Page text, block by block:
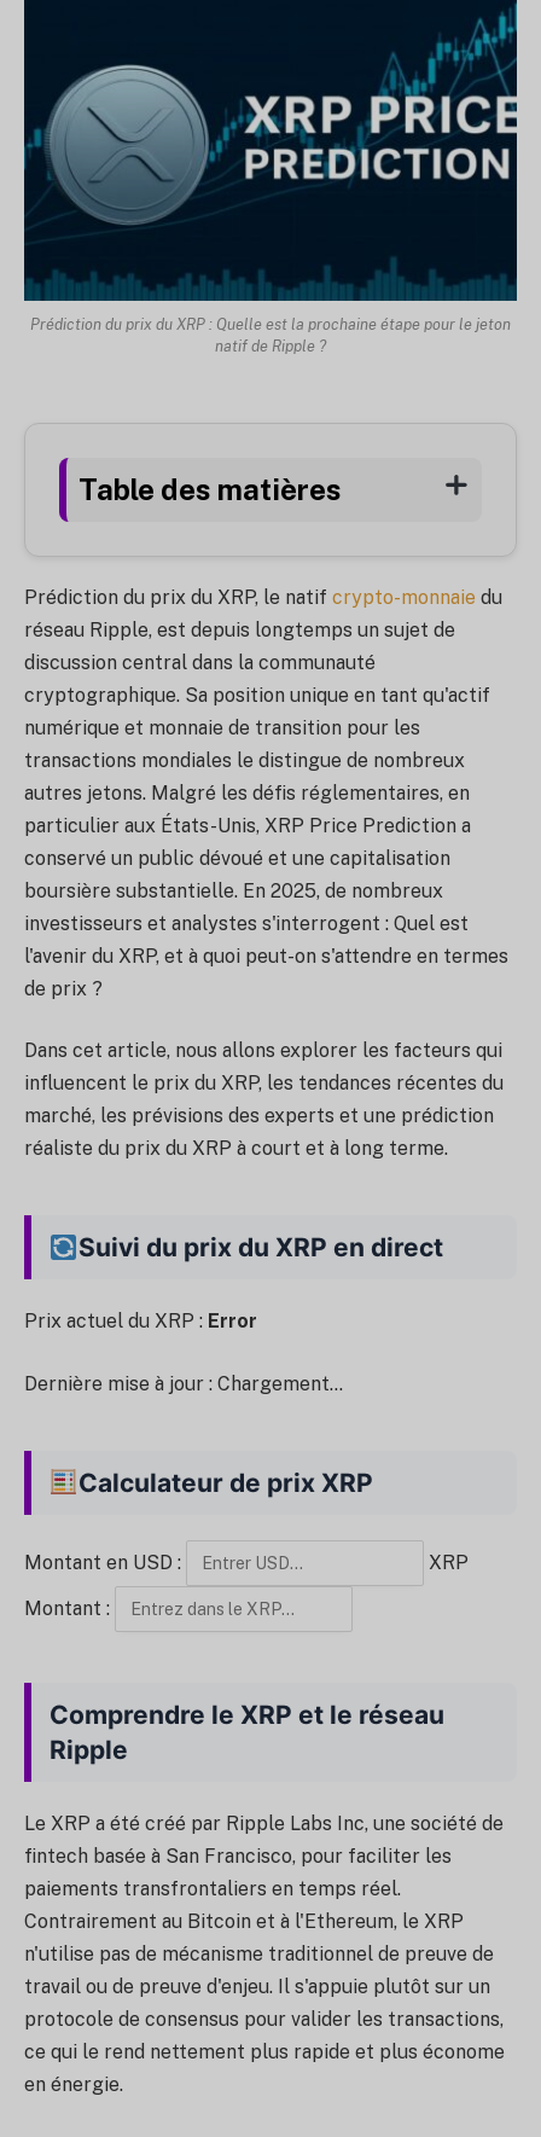
Prédiction du prix du XRP : Quelle est la prochaine étape pour le jeton
natif de Ripple ?
Table des matières
Prédiction du prix du XRP, le natif crypto-monnaie du
réseau Ripple, est depuis longtemps un sujet de
discussion central dans la communauté
cryptographique. Sa position unique en tant qu'actif
numérique et monnaie de transition pour les
transactions mondiales le distingue de nombreux
autres jetons. Malgré les défis réglementaires, en
particulier aux États-Unis, XRP Price Prediction a
conservé un public dévoué et une capitalisation
boursière substantielle. En 2025, de nombreux
investisseurs et analystes s'interrogent : Quel est
l'avenir du XRP, et à quoi peut-on s'attendre en termes
de prix ?
Dans cet article, nous allons explorer les facteurs qui
influencent le prix du XRP, les tendances récentes du
marché, les prévisions des experts et une prédiction
réaliste du prix du XRP à court et à long terme.
Suivi du prix du XRP en direct
Prix actuel du XRP : Error
Dernière mise à jour : Chargement...
Calculateur de prix XRP
Montant en USD :
XRP
Montant :
Comprendre le XRP et le réseau
Ripple
Le XRP a été créé par Ripple Labs Inc, une société de
fintech basée à San Francisco, pour faciliter les
paiements transfrontaliers en temps réel.
Contrairement au Bitcoin et à l'Ethereum, le XRP
n'utilise pas de mécanisme traditionnel de preuve de
travail ou de preuve d'enjeu. Il s'appuie plutôt sur un
protocole de consensus pour valider les transactions,
ce qui le rend nettement plus rapide et plus économe
en énergie.